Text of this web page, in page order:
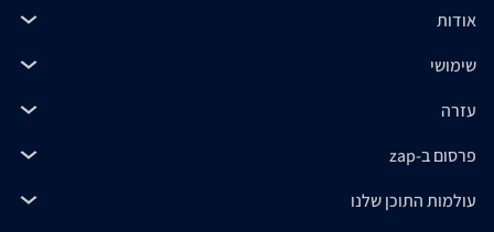
אודות
שימושי
עזרה
פרסום ב-zap
עולמות התוכן שלנו